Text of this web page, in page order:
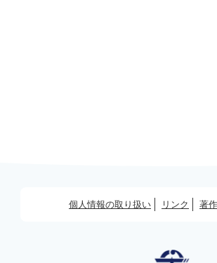
個人情報の取り扱い リンク 著